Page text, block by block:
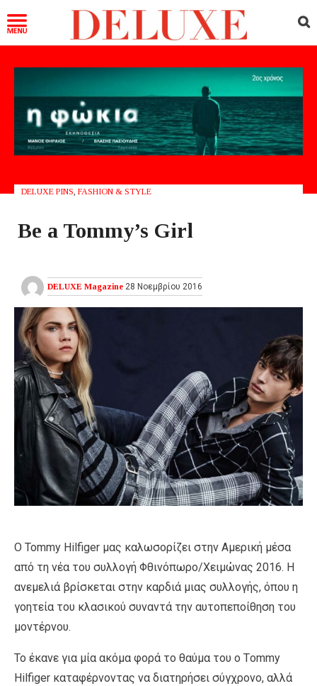
DELUXE PINS FASHION & STYLE
Be a Tommy’s Girl
DELUXE Magazine 28 Νοεμβρίου 2016
Ο Tommy Hilfiger μας καλωσορίζει στην Αμερική μέσα
από τη νέα του συλλογή Φθινόπωρο/Χειμώνας 2016. Η
ανεμελιά βρίσκεται στην καρδιά μιας συλλογής, όπου η
γοητεία του κλασικού συναντά την αυτοπεποίθηση του
μοντέρνου.
Το έκανε για μία ακόμα φορά το θαύμα του ο Τommy
Hilfiger καταφέρνοντας να διατηρήσει σύγχρονο, αλλά